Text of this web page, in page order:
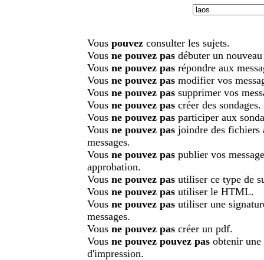
Vous pouvez consulter les sujets.
Vous ne pouvez pas débuter un
Vous ne pouvez pas répondre aux
Vous ne pouvez pas modifier vos
Vous ne pouvez pas supprimer vos
Vous ne pouvez pas créer des sondages.
Vous ne pouvez pas participer aux
Vous ne pouvez pas joindre des fichiers
messages.
Vous ne pouvez pas publier vos
approbation.
Vous ne pouvez pas utiliser ce type de
Vous ne pouvez pas utiliser le HTML.
Vous ne pouvez pas utiliser une
messages.
Vous ne pouvez pas créer un pdf.
Vous ne pouvez pouvez pas obtenir une
d'impression.